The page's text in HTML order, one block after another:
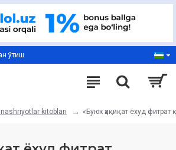
ўтиш
kitoblari «Буюк ҳақиқат ёхуд фитрат